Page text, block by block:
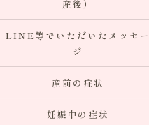
産後）
LINE等でいただいたメッセー
ジ
産前の症状
妊娠中の症状